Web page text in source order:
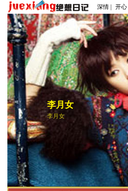
深情 | 开心 |
李月女
李月女